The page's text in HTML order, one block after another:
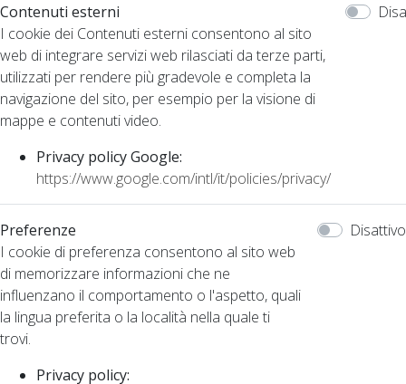
Contenuti esterni
I cookie dei Contenuti esterni consentono al sito
web di integrare servizi web rilasciati da terze parti,
utilizzati per rendere più gradevole e completa la
navigazione del sito, per esempio per la visione di
mappe e contenuti video.
Privacy policy Google:
https://www.google.com/intl/it/policies/privacy/
Preferenze
I cookie di preferenza consentono al sito web
di memorizzare informazioni che ne
influenzano il comportamento o l'aspetto, quali
la lingua preferita o la località nella quale ti
trovi.
Privacy policy:
Disattivo